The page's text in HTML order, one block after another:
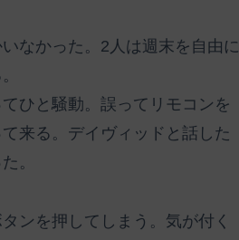
なかった。2人は週末を自由に
ひと騒動。誤ってリモコンを
来る。デイヴィッドと話した
。
ンを押してしまう。気が付く